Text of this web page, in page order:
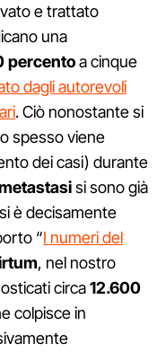
e trattato
una
percentoa cinque
dagli autorevoli
. Ciò nonostante si
spesso viene
dei casi) durante
si sono già
è decisamente
“I numeri del
, nel nostro
circa12.600
colpisce in